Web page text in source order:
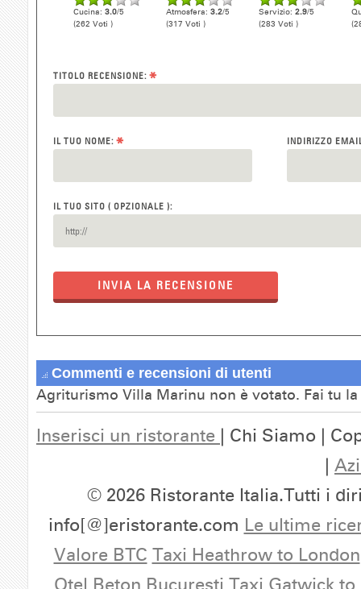
Cucina: 3.0/5
(262 Voti )
Atmosfera: 3.2/5
(317 Voti )
Servizio: 2.9/5
(283 Voti )
TITOLO RECENSIONE: *
IL TUO NOME: * INDIRIZZO
IL TUO SITO ( OPZIONALE ):
INVIA LA RECENSIONE
Commenti e recensioni di utenti
Agriturismo Villa Marinu non è votato. Fai tu
Inserisci un ristorante | Chi Siamo |
|
© 2026 Ristorante Italia.Tutti i
info[@]eristorante.com Le ultime
Valore BTC Taxi Heathrow to London
Otel Beton Bucuresti Taxi Gatwick to